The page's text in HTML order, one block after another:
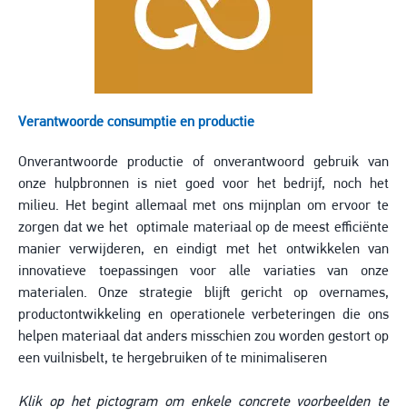
Verantwoorde consumptie en productie
Onverantwoorde productie of onverantwoord gebruik van
onze hulpbronnen is niet goed voor het bedrijf, noch het
milieu. Het begint allemaal met ons mijnplan om ervoor te
zorgen dat we het optimale materiaal op de meest efficiënte
manier verwijderen, en eindigt met het ontwikkelen van
innovatieve toepassingen voor alle variaties van onze
materialen. Onze strategie blijft gericht op overnames,
productontwikkeling en operationele verbeteringen die ons
helpen materiaal dat anders misschien zou worden gestort op
een vuilnisbelt, te hergebruiken of te minimaliseren
Klik op het pictogram om enkele concrete voorbeelden te